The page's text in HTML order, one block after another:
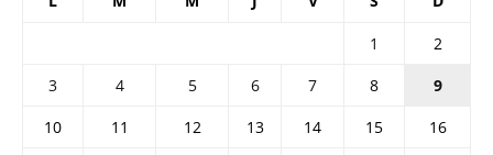
1
2
3
4 5 6 7 8
9
10
11 12 13 14 15
16